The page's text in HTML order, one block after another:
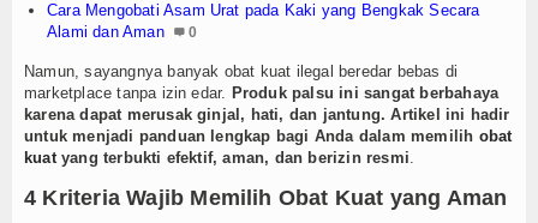
Cara Mengobati Asam Urat pada Kaki yang Bengkak Secara
Alami dan Aman
0
Namun, sayangnya banyak obat kuat ilegal beredar bebas di
marketplace tanpa izin edar. Produk palsu ini sangat berbahaya
karena dapat merusak ginjal, hati, dan jantung. Artikel ini hadir
untuk menjadi panduan lengkap bagi Anda dalam memilih obat
kuatyang terbukti efektif, aman, dan berizin resmi.
4 Kriteria Wajib Memilih Obat Kuat yang Aman